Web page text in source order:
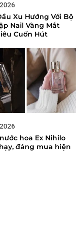
Xu Hướng Với Bộ
Nail Vàng Mắt
Cuốn Hút
hoa Ex Nihilo
đáng mua hiện